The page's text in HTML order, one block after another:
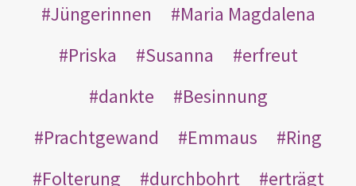
Jüngerinnen
Maria Magdalena
Priska
Susanna
erfreut
dankte
Besinnung
Prachtgewand
Emmaus
Ring
Folterung
durchbohrt
erträgt